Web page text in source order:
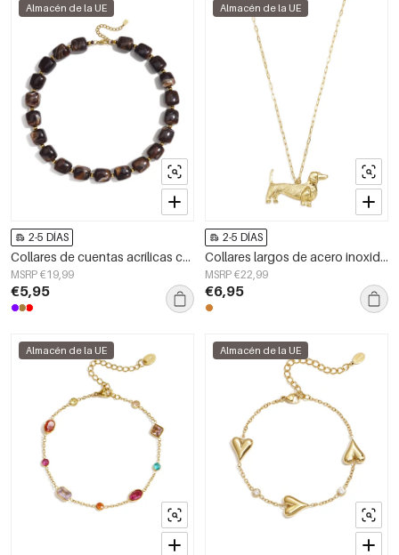
Almacén de la UE
2-5 DÍAS
Collares de cuentas acrílicas con degradado de color, sencillos para el día a día, de la serie Simple. Joyería para mujer.
MSRP €19,99
€5,95
Almacén de la UE
2-5 DÍAS
Collares largos de acero inoxidable con diseño de animales, sencillos, de la serie Daily Simple, joyería para mujer.
MSRP €22,99
€6,95
Almacén de la UE Almacén de la UE